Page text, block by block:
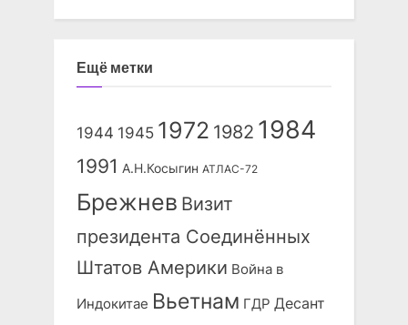
Ещё метки
1944 1945 1972 1982 1984
1991 А.Н.Косыгин АТЛАС-72
Брежнев Визит
президента Соединённых
Штатов Америки Война в
Индокитае Вьетнам ГДР Десант